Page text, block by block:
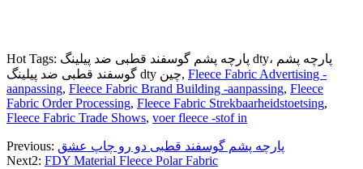
Hot Tags: پارچه پشم گوسفند قطبی ضد پیلینگ dty، پارچه پشم
گوسفند قطبی ضد پیلینگ dty چین, Fleece Fabric Advertising -
aanpassing, Fleece Fabric Brand Building -aanpassing, Fleece
Fabric Order Processing, Fleece Fabric Strekbaarheidstoetsing,
Fleece Fabric Trade Shows, voer fleece -stof in
Previous: پارچه پشم گوسفند قطبی دو رو چاپ عشق
Next2: FDY Material Fleece Polar Fabric